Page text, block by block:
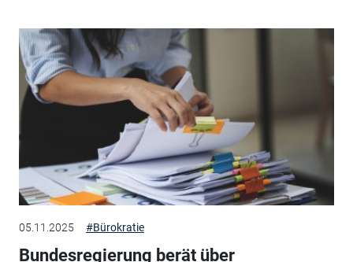
05.11.2025 #Bürokratie
Bundesregierung berät über